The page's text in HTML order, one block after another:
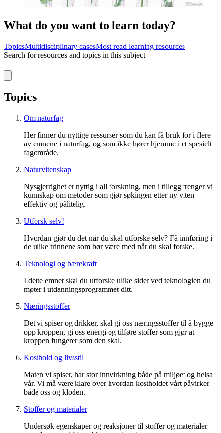
What do you want to learn today?
TopicsMultidisciplinary casesMost read learning resources
Search for resources and topics in this subject
Topics
Om naturfag
Her finner du nyttige ressurser som du kan få bruk for i flere
av emnene i naturfag, og som ikke hører hjemme i et spesielt
fagområde.
Naturvitenskap
Nysgjerrighet er nyttig i all forskning, men i tillegg trenger vi
kunnskap om metoder som gjør søkingen etter ny viten
effektiv og pålitelig.
Utforsk selv!
Hvordan gjør du det når du skal utforske selv? Få innføring i
de ulike trinnene som bør være med når du skal forske.
Teknologi og bærekraft
I dette emnet skal du utforske ulike sider ved teknologien du
møter i utdanningsprogrammet ditt.
Næringsstoffer
Det vi spiser og drikker, skal gi oss næringsstoffer til å bygge
opp kroppen, gi oss energi og tilføre stoffer som gjør at
kroppen fungerer som den skal.
Kosthold og livsstil
Maten vi spiser, har stor innvirkning både på miljøet og helsa
vår. Vi må være klare over hvordan kostholdet vårt påvirker
både oss og kloden.
Stoffer og materialer
Undersøk egenskaper og reaksjoner til stoffer og materialer